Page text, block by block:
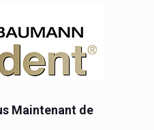
Maintenant de